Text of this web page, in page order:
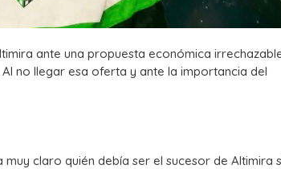
ante una propuesta económica
no llegar esa oferta y ante la importancia del
muy claro quién debía ser el sucesor de Altimira